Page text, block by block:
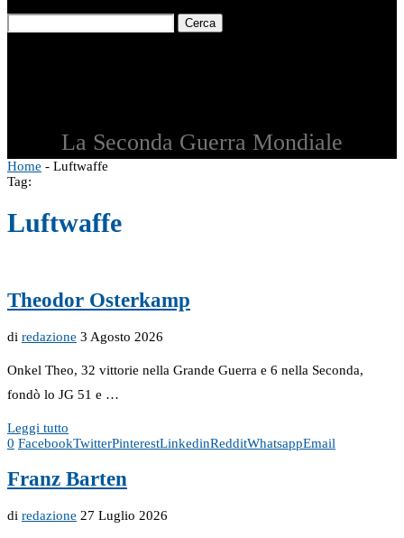
Cerca
La Seconda Guerra Mondiale
Home - Luftwaffe
Tag:
Luftwaffe
Theodor Osterkamp
di redazione 3 Agosto 2026
Onkel Theo, 32 vittorie nella Grande Guerra e 6 nella Seconda,
fondò lo JG 51 e …
Leggi tutto
0 FacebookTwitterPinterestLinkedinRedditWhatsappEmail
Franz Barten
di redazione 27 Luglio 2026